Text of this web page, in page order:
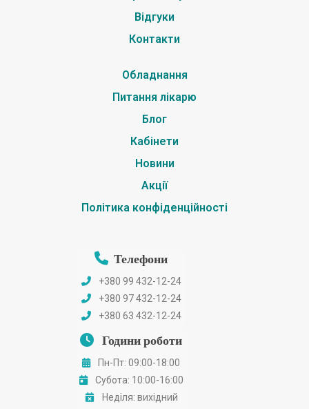
Відгуки
Контакти
Обладнання
Питання лікарю
Блог
Кабінети
Новини
Акції
Політика конфіденційності
Телефони
+380 99 432-12-24
+380 97 432-12-24
+380 63 432-12-24
Години роботи
Пн-Пт: 09:00-18:00
Субота: 10:00-16:00
Неділя: вихідний